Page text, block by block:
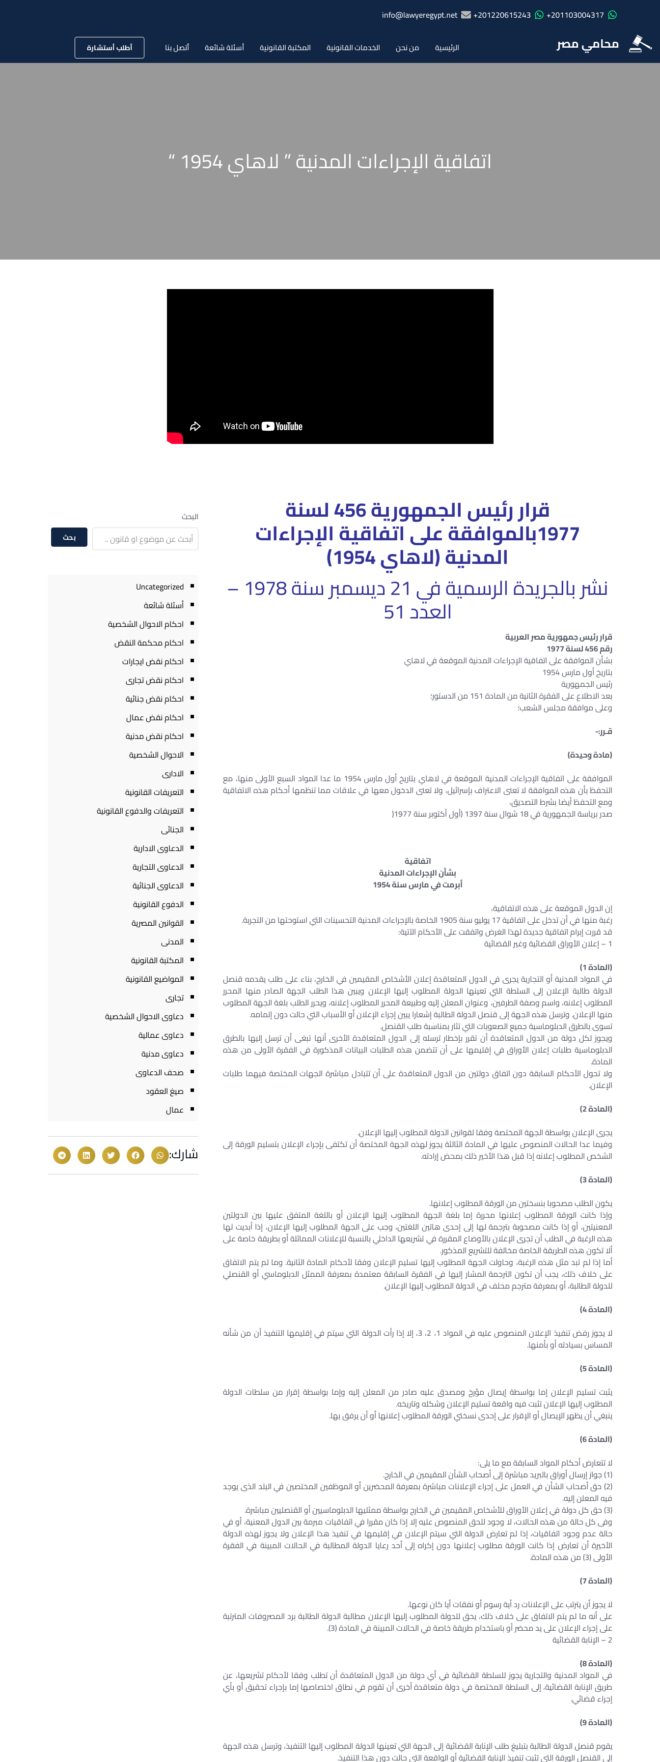
201103004317+
201220615243+
info@lawyeregypt.net
محامي مصر الرئيسية من نحن الخدمات القانونية المكتبة القانونية أسئلة شائعة أتصل بنا أطلب أستشارة
اتفاقية الإجراءات المدنية ” لاهاي 1954 “
قرار رئيس الجمهورية 456 لسنة
1977بالموافقة على اتفاقية الإجراءات
المدنية (لاهاي 1954)
نشر بالجريدة الرسمية في 21 ديسمبر سنة 1978 –
العدد 51
قرار رئيس جمهورية مصر العربية
رقم 456 لسنة 1977
بشأن الموافقة على اتفاقية الإجراءات المدنية الموقعة في لاهاي
بتاريخ أول مارس 1954
رئيس الجمهورية
بعد الاطلاع على الفقرة الثانية من المادة 151 من الدستور؛
وعلى موافقة مجلس الشعب؛
قـرر:-
(مادة وحيدة)
الموافقة على اتفاقية الإجراءات المدنية الموقعة في لاهاي بتاريخ أول مارس 1954 ما عدا المواد السبع الأولى منها، مع
التحفظ بأن هذه الموافقة لا تعنى الاعتراف بإسرائيل، ولا تعنى الدخول معها في علاقات مما تنظمها أحكام هذه الاتفاقية
ومع التحفظ أيضا بشرط التصديق،
صدر برياسة الجمهورية في 18 شوال سنة 1397 (أول أكتوبر سنة 1977(
اتفاقية
بشأن الإجراءات المدنية
أبرمت في مارس سنة 1954
إن الدول الموقعة على هذه الاتفاقية،
رغبة منها في أن تدخل على اتفاقية 17 يوليو سنة 1905 الخاصة بالإجراءات المدنية التحسينات التي استوحتها من التجربة.
قد قررت إبرام اتفاقية جديدة لهذا الغرض واتفقت على الأحكام الآتية:
1 – إعلان الأوراق القضائية وغير القضائية
(المادة 1)
في المواد المدنية أو التجارية يجرى في الدول المتعاقدة إعلان الأشخاص المقيمين في الخارج، بناء على طلب يقدمه قنصل
الدولة طالبة الإعلان إلى السلطة التي تعينها الدولة المطلوب إليها الإعلان ويبين هذا الطلب الجهة الصادر منها المحرر
المطلوب إعلانه، واسم وصفة الطرفين، وعنوان المعلن إليه وطبيعة المحرر المطلوب إعلانه، ويحرر الطلب بلغة الجهة المطلوب
منها الإعلان. وترسل هذه الجهة إلى قنصل الدولة الطالبة إشعارا يبين إجراء الإعلان أو الأسباب التي حالت دون إتمامه.
تسوى بالطرق الدبلوماسية جميع الصعوبات التي تثار بمناسبة طلب القنصل.
ويجوز لكل دولة من الدول المتعاقدة أن تقرر بإخطار ترسله إلى الدول المتعاقدة الأخرى أنها تبغى أن ترسل إليها بالطرق
الدبلوماسية طلبات إعلان الأوراق في إقليمها على أن تتضمن هذه الطلبات البيانات المذكورة في الفقرة الأولى من هذه
المادة.
ولا تحول الأحكام السابقة دون اتفاق دولتين من الدول المتعاقدة على أن تتبادل مباشرة الجهات المختصة فيهما طلبات
الإعلان.
(المادة 2)
يجرى الإعلان بواسطة الجهة المختصة وفقا لقوانين الدولة المطلوب إليها الإعلان.
وفيما عدا الحالات المنصوص عليها في المادة الثالثة يجوز لهذه الجهة المختصة أن تكتفى بإجراء الإعلان بتسليم الورقة إلى
الشخص المطلوب إعلانه إذا قبل هذا الأخير ذلك بمحض إرادته.
(المادة 3)
يكون الطلب مصحوبا بنسختين من الورقة المطلوب إعلانها.
وإذا كانت الورقة المطلوب إعلانها محررة إما بلغة الجهة المطلوب إليها الإعلان أو باللغة المتفق عليها بين الدولتين
المعنيتين، أو إذا كانت مصحوبة بترجمة لها إلى إحدى هاتين اللغتين، وجب على الجهة المطلوب إليها الإعلان، إذا أبديت لها
هذه الرغبة في الطلب أن تجرى الإعلان بالأوضاع المقررة في تشريعها الداخلي بالنسبة للإعلانات المماثلة أو بطريقة خاصة على
ألا تكون هذه الطريقة الخاصة مخالفة للتشريع المذكور.
أما إذا لم تبد مثل هذه الرغبة، وحاولت الجهة المطلوب إليها تسليم الإعلان وفقا لأحكام المادة الثانية. وما لم يتم الاتفاق
على خلاف ذلك، يجب أن تكون الترجمة المشار إليها في الفقرة السابقة معتمدة بمعرفة الممثل الدبلوماسي أو القنصلي
للدولة الطالبة، أو بمعرفة مترجم محلف في الدولة المطلوب إليها الإعلان.
(المادة 4)
لا يجوز رفض تنفيذ الإعلان المنصوص عليه في المواد 1، 2، 3، إلا إذا رأت الدولة التي سيتم في إقليمها التنفيذ أن من شأنه
المساس بسيادته أو بأمنها.
(المادة 5)
يثبت تسليم الإعلان إما بواسطة إيصال مؤرخ ومصدق عليه صادر من المعلن إليه وإما بواسطة إقرار من سلطات الدولة
المطلوب إليها الإعلان تثبت فيه واقعة تسليم الإعلان وشكله وتاريخه.
ينبغي أن يظهر الإيصال أو الإقرار على إحدى نسختي الورقة المطلوب إعلانها أو أن يرفق بها.
(المادة 6)
لا تتعارض أحكام المواد السابقة مع ما يلى:
(1) جواز إرسال أوراق بالبريد مباشرة إلى أصحاب الشأن المقيمين في الخارج.
(2) حق أصحاب الشأن في العمل على إجراء الإعلانات مباشرة بمعرفة المحضرين أو الموظفين المختصين في البلد الذى يوجد
فيه المعلن إليه.
(3) حق كل دولة في إعلان الأوراق للأشخاص المقيمين في الخارج بواسطة ممثليها الدبلوماسيين أو القنصليين مباشرة.
وفى كل حالة من هذه الحالات، لا وجود للحق المنصوص عليه إلا إذا كان مقررا في اتفاقيات مبرمة بين الدول المعنية، أو في
حالة عدم وجود اتفاقيات، إذا لم تعارض الدولة التي سيتم الإعلان في إقليمها في تنفيذ هذا الإعلان ولا يجوز لهذه الدولة
الأخيرة أن تعارض إذا كانت الورقة مطلوب إعلانها دون إكراه إلى أحد رعايا الدولة المطالبة في الحالات المبينة في الفقرة
الأولى (3) من هذه المادة.
(المادة 7)
لا يجوز أن يترتب على الإعلانات رد أية رسوم أو نفقات أيا كان نوعها.
على أنه ما لم يتم الاتفاق على خلاف ذلك، يحق للدولة المطلوب إليها الإعلان مطالبة الدولة الطالبة برد المصروفات المترتبة
على إجراء الإعلان على يد محضر أو باستخدام طريقة خاصة في الحالات المبينة في المادة (3).
2 – الإنابة القضائية
(المادة 8)
في المواد المدنية والتجارية يجوز للسلطة القضائية في أي دولة من الدول المتعاقدة أن تطلب وفقا لأحكام تشريعها، عن
طريق الإنابة القضائية، إلى السلطة المختصة في دولة متعاقدة أخرى أن تقوم في نطاق اختصاصها إما بإجراء تحقيق أو بأي
إجراء قضائي.
(المادة 9)
يقوم قنصل الدولة الطالبة بتبليغ طلب الإنابة القضائية إلى الجهة التي تعينها الدولة المطلوب إليها التنفيذ، وترسل هذه الجهة
إلى القنصل الورقة التي تثبت تنفيذ الإنابة القضائية أو الواقعة التي حالت دون هذا التنفيذ.
البحث
بحث
Uncategorized
أسئلة شائعة
احكام الاحوال الشخصية
احكام محكمة النقض
احكام نقض ايجارات
احكام نقض تجارى
احكام نقض جنائية
احكام نقض عمال
احكام نقض مدنية
الاحوال الشخصية
الادارى
التعريفات القانونية
التعريفات والدفوع القانونية
الجنائى
الدعاوى الادارية
الدعاوى التجارية
الدعاوى الجنائية
الدفوع القانونية
القوانين المصرية
المدنى
المكتبة القانونية
المواضيع القانونية
تجارى
دعاوى الاحوال الشخصية
دعاوى عمالية
دعاوى مدنية
صحف الدعاوى
صيغ العقود
عمال
شارك: